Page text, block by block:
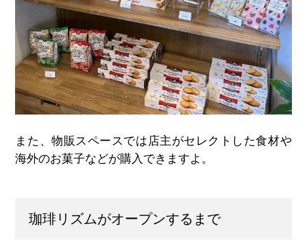
また、物販スペースでは店主がセレクトした食材や
海外のお菓子などが購入できますよ。
珈琲リズムがオープンするまで